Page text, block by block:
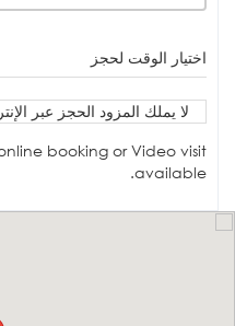
اختيار الوقت لحجز
لا يملك المزود الحجز عبر
booking or Video visit
available.